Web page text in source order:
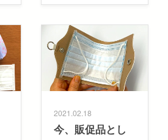
2021.02.18
今、販促品とし